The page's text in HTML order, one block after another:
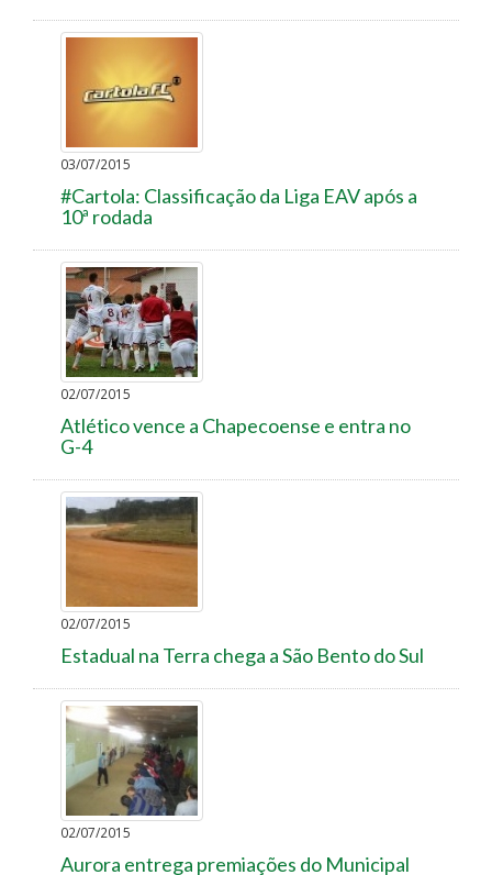
03/07/2015
#Cartola: Classificação da Liga EAV após a
10ª rodada
02/07/2015
Atlético vence a Chapecoense e entra no
G-4
02/07/2015
Estadual na Terra chega a São Bento do Sul
02/07/2015
Aurora entrega premiações do Municipal